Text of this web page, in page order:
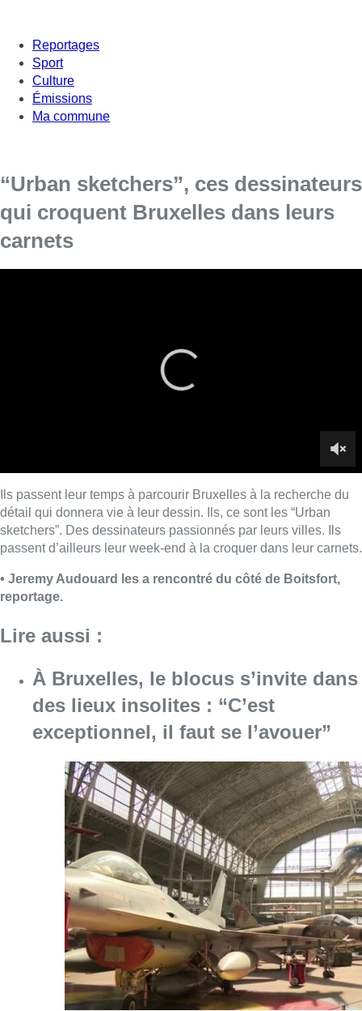
Reportages
Sport
Culture
Émissions
Ma commune
“Urban sketchers”, ces dessinateurs
qui croquent Bruxelles dans leurs
carnets
• Jeremy Audouard les a rencontré du côté de Boitsfort,
À Bruxelles, le blocus s’invite dans
des lieux insolites : “C’est
exceptionnel, il faut se l’avouer”
06 août 2026Consulter l'article "À Bruxelles, le blocus
Saint-Géry : un ancien bras de la
Senne et une ancienne brasserie
classés au patrimoine bruxellois